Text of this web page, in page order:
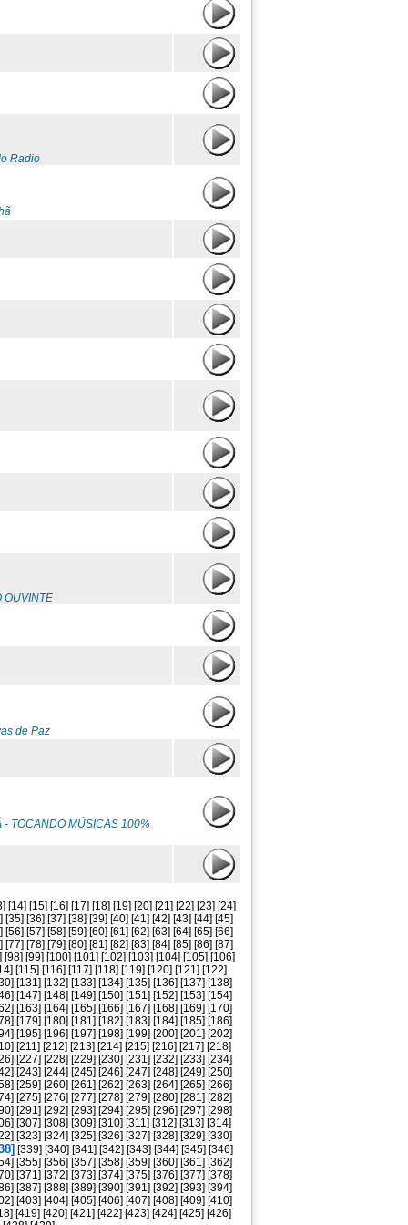
Radio
OUVINTE
de Paz
TOCANDO MÚSICAS 100%
[14] [15] [16] [17] [18] [19] [20] [21] [22] [23] [24]
[35] [36] [37] [38] [39] [40] [41] [42] [43] [44] [45]
[56] [57] [58] [59] [60] [61] [62] [63] [64] [65] [66]
[77] [78] [79] [80] [81] [82] [83] [84] [85] [86] [87]
[98] [99] [100] [101] [102] [103] [104] [105] [106]
[115] [116] [117] [118] [119] [120] [121] [122]
[131] [132] [133] [134] [135] [136] [137] [138]
[147] [148] [149] [150] [151] [152] [153] [154]
[163] [164] [165] [166] [167] [168] [169] [170]
[179] [180] [181] [182] [183] [184] [185] [186]
[195] [196] [197] [198] [199] [200] [201] [202]
[211] [212] [213] [214] [215] [216] [217] [218]
[227] [228] [229] [230] [231] [232] [233] [234]
[243] [244] [245] [246] [247] [248] [249] [250]
[259] [260] [261] [262] [263] [264] [265] [266]
[275] [276] [277] [278] [279] [280] [281] [282]
[291] [292] [293] [294] [295] [296] [297] [298]
[307] [308] [309] [310] [311] [312] [313] [314]
[323] [324] [325] [326] [327] [328] [329] [330]
[339] [340] [341] [342] [343] [344] [345] [346]
[355] [356] [357] [358] [359] [360] [361] [362]
[371] [372] [373] [374] [375] [376] [377] [378]
[387] [388] [389] [390] [391] [392] [393] [394]
[403] [404] [405] [406] [407] [408] [409] [410]
[419] [420] [421] [422] [423] [424] [425] [426]